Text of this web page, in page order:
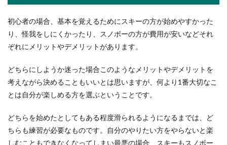
初心者の場合、基本を覚えるためにスキーの方が始めやすかった
り、怪我をしにくかったり、スノボーの方が費用が安いなどそれ
ぞれにメリットやデメリットがあります。
どちらにしようか迷った場合このようなメリットやデメリットを
考えながら決めることもいいとは思いますが、何より1番大切なこ
とは自分が楽しめる方を選ぶということです。
どちらを始めたとしてもある程度滑られるようになるまでは、ど
ちらも練習が必要なものです。自分のやりたい方をやらないと楽
しむこともできなくなってしまい最悪の場合、スキーもスノボー